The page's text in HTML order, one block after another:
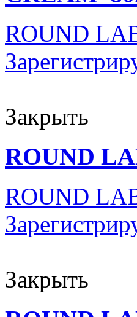
ROUND
Закрыть
ROUND
ROUND
Закрыть